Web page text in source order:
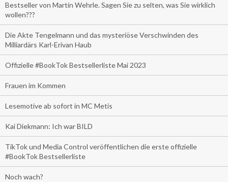
Bestseller von Martin Wehrle. Sagen Sie zu selten, was Sie wirklich
wollen???
Die Akte Tengelmann und das mysteriöse Verschwinden des
Milliardärs Karl-Erivan Haub
Offizielle #BookTok Bestsellerliste Mai 2023
Frauen im Kommen
Lesemotive ab sofort in MC Metis
Kai Diekmann: Ich war BILD
TikTok und Media Control veröffentlichen die erste offizielle
#BookTok Bestsellerliste
Noch wach?